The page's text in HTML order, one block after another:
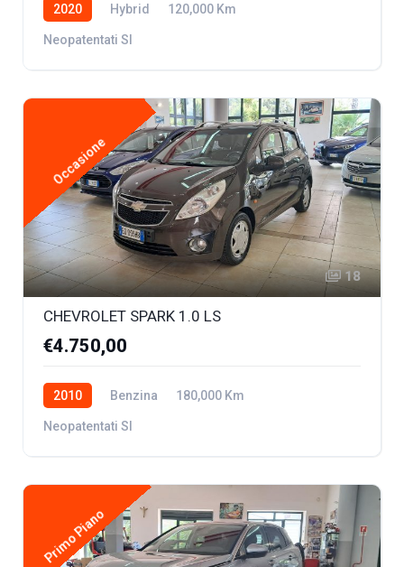
2020 Hybrid 120,000 Km
Neopatentati SI
Occasione
18
CHEVROLET SPARK 1.0 LS
€4.750,00
2010 Benzina 180,000 Km
Neopatentati SI
Primo Piano